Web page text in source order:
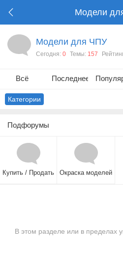
Модели
Модели для ЧПУ
Сегодня: 0 Темы: 157
Всё Последнее
Категории
Подфорумы
Купить / Продать Окраска моделей
В этом разделе или в пределах